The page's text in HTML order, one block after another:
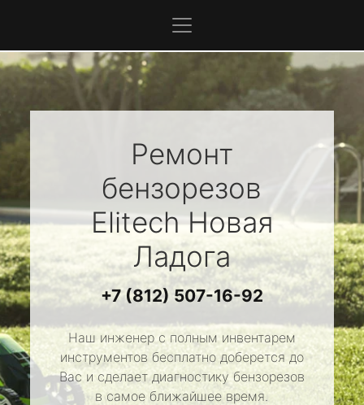
Ремонт
бензорезов
ElitechНовая
Ладога
+7 (812) 507-16-92
Наш инженер с полным инвентарем
инструментов бесплатно доберется до
Вас и сделает диагностику бензорезов
в самое ближайшее время.